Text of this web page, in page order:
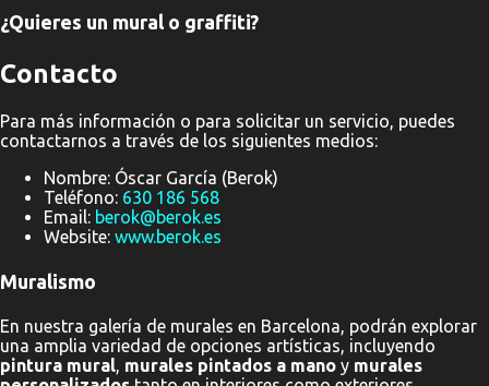
¿Quieres un mural o graffiti?
Contacto
Para más información o para solicitar un servicio, puedes
contactarnos a través de los siguientes medios:
Nombre: Óscar García (Berok)
Teléfono: 630 186 568
Email: berok@berok.es
Website: www.berok.es
Muralismo
En nuestra galería de murales en Barcelona, podrán explorar
una amplia variedad de opciones artísticas, incluyendo
pintura mural murales pintados a mano y murales